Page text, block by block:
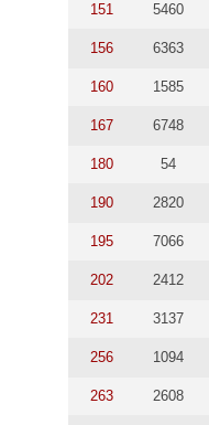
151 5460
156 6363
160 1585
167 6748
180 54
190 2820
195 7066
202 2412
231 3137
256 1094
263 2608